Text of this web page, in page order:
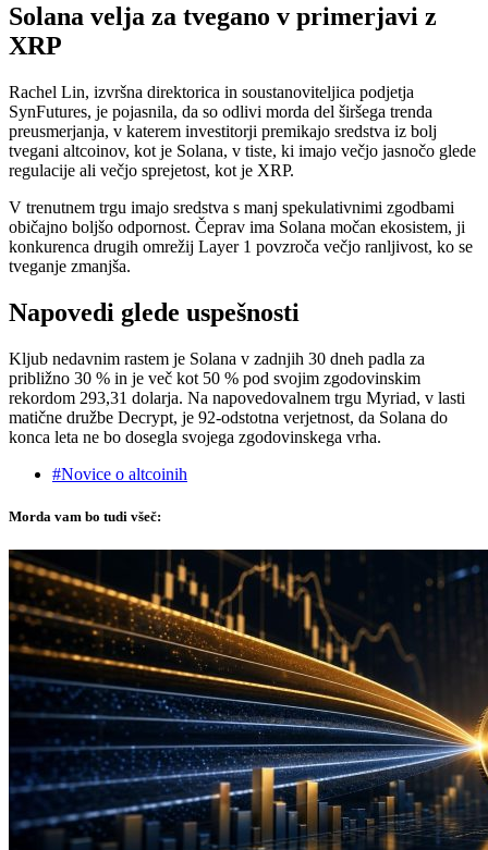
Solana velja za tvegano v primerjavi z
XRP
Rachel Lin, izvršna direktorica in soustanoviteljica podjetja
SynFutures, je pojasnila, da so odlivi morda del širšega trenda
preusmerjanja, v katerem investitorji premikajo sredstva iz bolj
tvegani altcoinov, kot je Solana, v tiste, ki imajo večjo jasnočo glede
regulacije ali večjo sprejetost, kot je XRP.
V trenutnem trgu imajo sredstva s manj spekulativnimi zgodbami
običajno boljšo odpornost. Čeprav ima Solana močan ekosistem, ji
konkurenca drugih omrežij Layer 1 povzroča večjo ranljivost, ko se
tveganje zmanjša.
Napovedi glede uspešnosti
Kljub nedavnim rastem je Solana v zadnjih 30 dneh padla za
približno 30 % in je več kot 50 % pod svojim zgodovinskim
rekordom 293,31 dolarja. Na napovedovalnem trgu Myriad, v lasti
matične družbe Decrypt, je 92-odstotna verjetnost, da Solana do
konca leta ne bo dosegla svojega zgodovinskega vrha.
#Novice o altcoinih
Morda vam bo tudi všeč: